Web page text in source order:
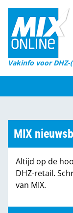
Vakinfo voor
Home
Magazines
DHZ Sessie
Marktcijfers
Partners
MIX
Altijd op de
DHZ-retail.
van MIX.